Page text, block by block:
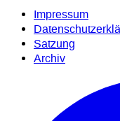
Impressum
Satzung
Archiv